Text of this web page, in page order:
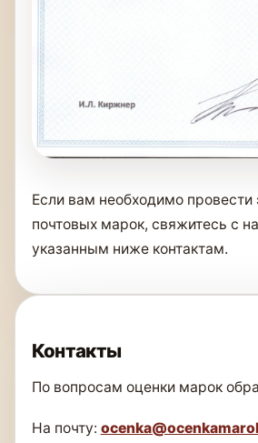
Если вам необходимо провести
почтовых марок, свяжитесь с
указанным ниже контактам.
Контакты
По вопросам оценки марок
На почту: